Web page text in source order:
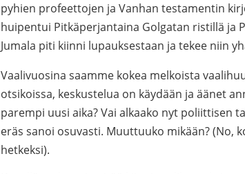
pyhien profeettojen ja Vanhan testamentin
huipentui Pitkäperjantaina Golgatan ristillä ja
Jumala piti kiinni lupauksestaan ja tekee niin
Vaalivuosina saamme kokea melkoista
otsikoissa, keskustelua on käydään ja äänet
parempi uusi aika? Vai alkaako nyt poliittisen
eräs sanoi osuvasti. Muuttuuko mikään? (No,
hetkeksi).